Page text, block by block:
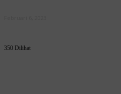
350 Dilihat